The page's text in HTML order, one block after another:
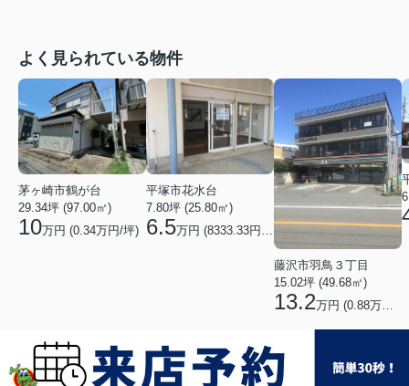
よく見られている物件
茅ヶ崎市鶴が台
29.34坪 (97.00㎡)
10万円 (0.34万円/坪)
平塚市花水台
7.80坪 (25.80㎡)
6.5万円 (8333.33円/坪)
藤沢市羽鳥３丁目
15.02坪 (49.68㎡)
13.2万円 (0.88万円/坪)